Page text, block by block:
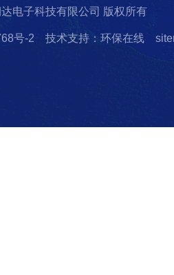
电子科技有限公司 版权所有
号-2 技术支持：环保在线